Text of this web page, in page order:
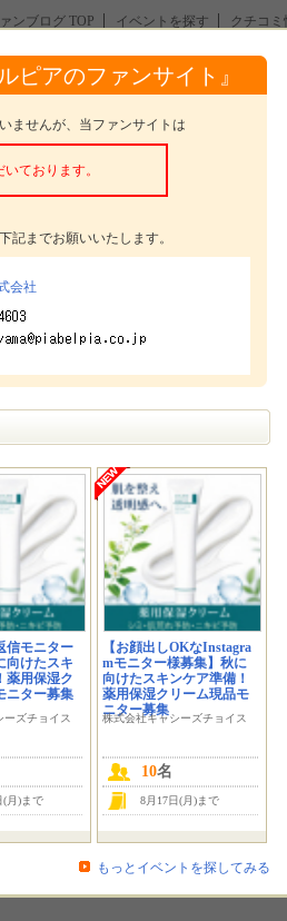
ンブログ TOP イベントを探す クチコミ
アのファンサイト』
ませんが、当ファンサイトは
ております。
記までお願いいたします。
会社
信モニター
けたスキ
薬用保湿ク
ニター募集
ーズチョイス
(月)まで
【お顔出しOKなInstagra
mモニター様募集】秋に
向けたスキンケア準備！
薬用保湿クリーム現品モ
ニター募集
株式会社キャシーズチョイス
10名
8月17日(月)まで
もっとイベントを探してみる
イベント ニュース
メニュー
コミュニ
ビューティサ
美しい素肌へ
それは、正し
マッサージ美
から、「洗顔
それは、健康
い、約２８周
大切なステッ
肌へのやさし
こだわったピ
生まれ変わる
す。
“あらう・おと
“ふせぐ”この
人
おひとりの素
す。
ぜひ、ご自身